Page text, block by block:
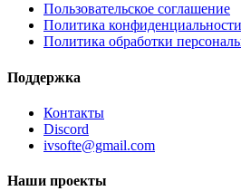
Пользовательское соглашение
Политика конфиденциальности
Политика обработки
Поддержка
Контакты
Discord
ivsofte@gmail.com
Наши проекты